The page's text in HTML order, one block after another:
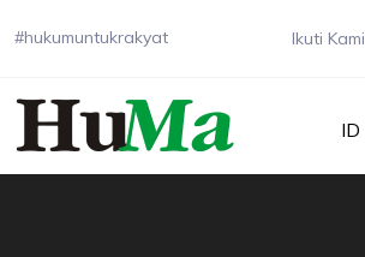
#hukumuntukrakyat Ikuti Kami
ID